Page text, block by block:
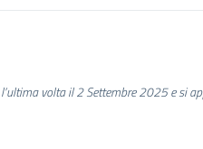
volta il 2 Settembre 2025 e si